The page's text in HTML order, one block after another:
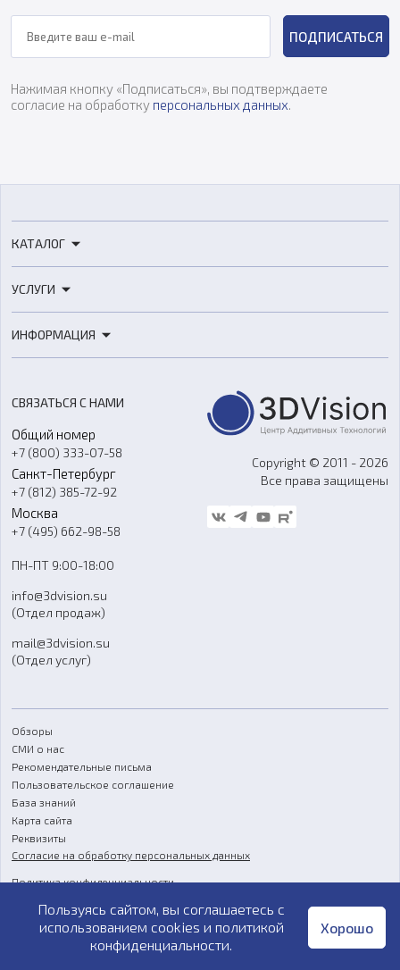
ПОДПИСАТЬСЯ
Нажимая кнопку «Подписаться», вы подтверждаете
согласие на обработку персональных данных
КАТАЛОГ
3D-сканеры
Расходные материалы
Оборудование и материалы для вакуумного литья
Аксессуары и прочее оборудование
Программное обеспечение
УСЛУГИ
3D-моделирование
Ремонт и услуги
ИНФОРМАЦИЯ
О компании
Контакты
Гос. закупки
Стать дилером
Блог
FAQ
СВЯЗАТЬСЯ С НАМИ
Общий номер
+7 (800) 333-07-58
Санкт-Петербург
+7 (812) 385-72-92
Москва
+7 (495) 662-98-58
ПН-ПТ 9:00-18:00
info@3dvision.su
(Отдел продаж)
mail@3dvision.su
(Отдел услуг)
Copyright © 2011 - 2026
Все права защищены
Обзоры
СМИ о нас
Рекомендательные письма
Пользовательское соглашение
База знаний
Карта сайта
Реквизиты
Согласие на обработку персональных данных
Политика конфиденциальности
Публичная оферта
Пользуясь сайтом, вы соглашаетесь с
использованием cookies и политикой
конфиденциальности.
Хорошо